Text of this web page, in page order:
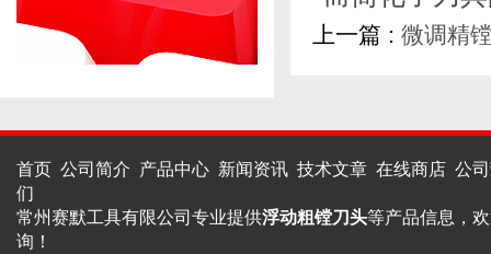
上一篇 : 微调精
首页 公司简介 产品中心 新闻资讯 技术文章 在线商店 公
们
常州赛默工具有限公司专业提供浮动粗镗刀头等产品信息，
询！